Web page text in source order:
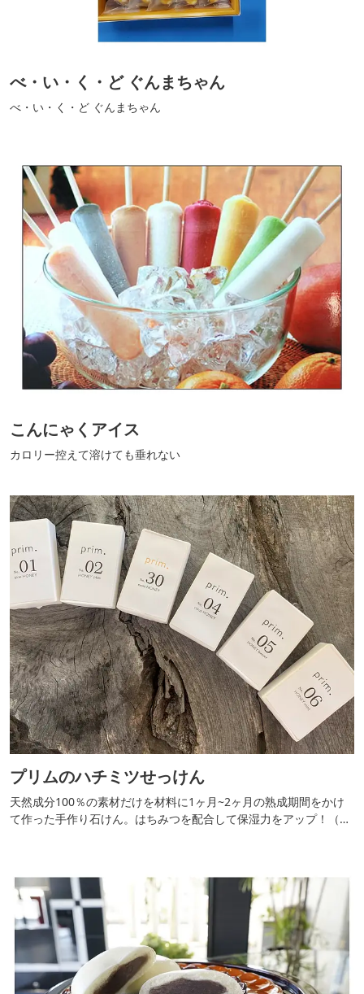
べ・い・く・ど ぐんまちゃん
べ・い・く・ど ぐんまちゃん
こんにゃくアイス
カロリー控えて溶けても垂れない
プリムのハチミツせっけん
天然成分100％の素材だけを材料に1ヶ月~2ヶ月の熟成期間をかけ
て作った手作り石けん。はちみつを配合して保湿力をアップ！（税